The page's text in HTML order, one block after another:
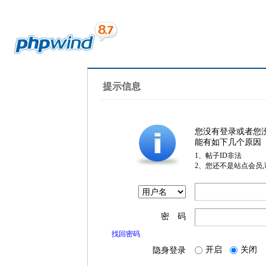
提示信息
您没有登录或者您
能有如下几个原因
1、帖子ID非法
2、您还不是站点会员
密 码
找回密码
隐身登录 开启 关闭